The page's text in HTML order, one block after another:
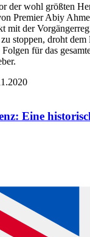
der wohl größten
Premier Abiy
mit der
stoppen, droht
Folgen für das
Eine